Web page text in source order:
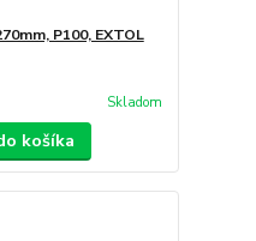
P100, EXTOL
Skladom
košíka